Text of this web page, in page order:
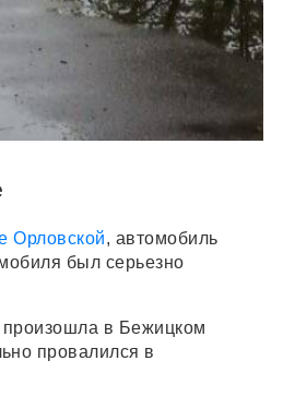
Орловской, автомобиль
был серьезно
произошла в Бежицком
провалился в